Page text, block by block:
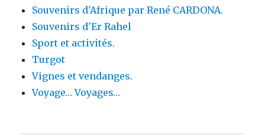
Souvenirs d'Afrique par René CARDONA.
Souvenirs d'Er Rahel
Sport et activités.
Turgot
Vignes et vendanges.
Voyage… Voyages…